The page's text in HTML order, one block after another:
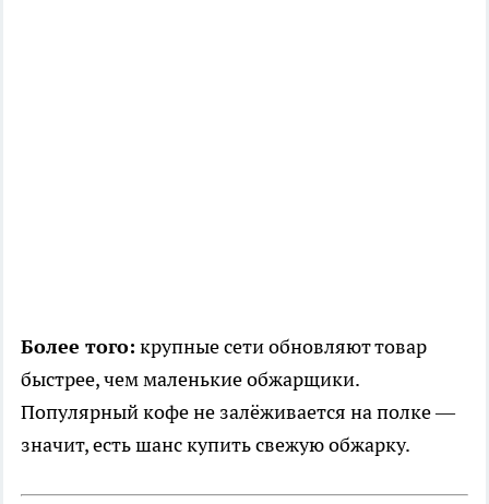
Более того: крупные сети обновляют товар
быстрее, чем маленькие обжарщики.
Популярный кофе не залёживается на полке —
значит, есть шанс купить свежую обжарку.